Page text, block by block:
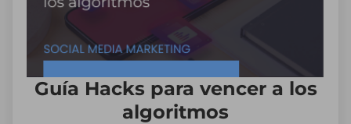
Guía Hacks para vencer a los
algoritmos